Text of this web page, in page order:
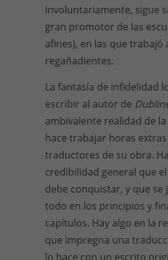
Involuntariamente, sigue
gran promotor de las
afines), en las que trabajó
regañadientes.
La fantasía de infidelidad
escribir al autor de
ambivalente realidad de
hace trabajar horas extras
traductores de su obra.
credibilidad general que
debe conquistar, y que se
todo en los principios y
capítulos. Hay algo en la
que impregna una
lo hace con un escrito